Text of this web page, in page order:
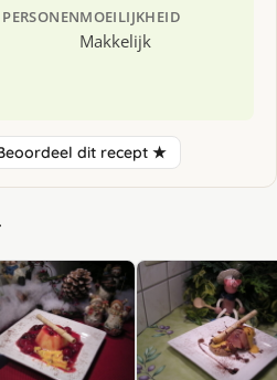
MOEILIJKHEID
Makkelijk
dit recept ★